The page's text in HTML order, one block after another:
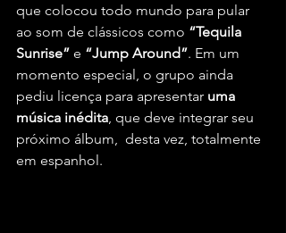
que colocou todo mundo para pular
ao som de clássicos como “Tequila
Sunrise” e “Jump Around”. Em um
momento especial, o grupo ainda
pediu licença para apresentar uma
música inédita, que deve integrar seu
próximo álbum,  desta vez, totalmente
em espanhol.